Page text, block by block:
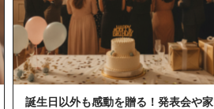
誕生日以外も感動を贈る！発表会や家